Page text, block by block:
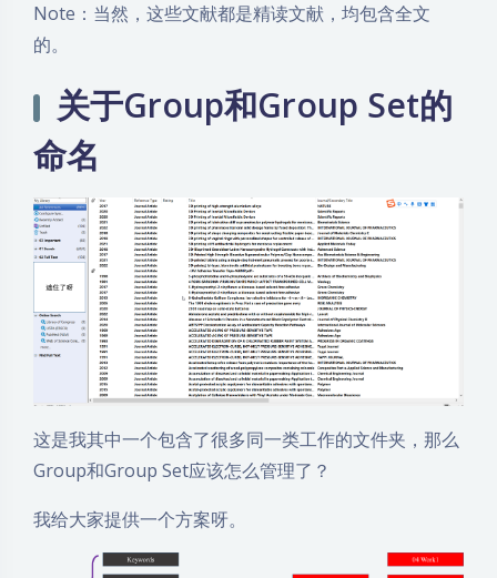
Note：当然，这些文献都是精读文献，均包含全文
的。
关于Group和Group Set的
命名
这是我其中一个包含了很多同一类工作的文件夹，那么
Group和Group Set应该怎么管理了？
我给大家提供一个方案呀。